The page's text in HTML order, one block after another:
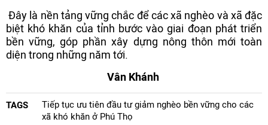
Đây là nền tảng vững chắc để các xã nghèo và xã đặc
biệt khó khăn của tỉnh bước vào giai đoạn phát triển
bền vững, góp phần xây dựng nông thôn mới toàn
diện trong những năm tới.
Vân Khánh
TAGS
Tiếp tục ưu tiên đầu tư giảm nghèo bền vững cho các
xã khó khăn ở Phú Thọ